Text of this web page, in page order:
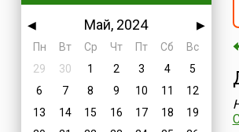
◀ Май, 2024
▶
Пн
Вт Ср Чт Пт Сб
Вс
29
30 1 2 3 4
5
6
7 8 9 10 11
12
13
14 15 16 17 18
19